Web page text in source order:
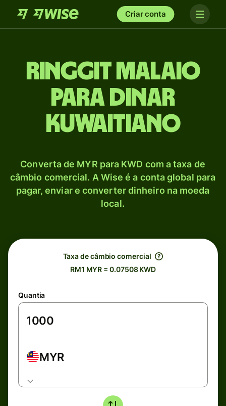
Criar conta
Ringgit malaio
para Dinar
kuwaitiano
Converta de MYR para KWD com a taxa de
câmbio comercial. A Wise é a conta global para
pagar, enviar e converter dinheiro na moeda
local.
Taxa de câmbio comercial
RM1 MYR = 0.07508 KWD
Quantia
MYR